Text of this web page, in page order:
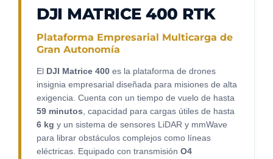
DJI MATRICE 400 RTK
Plataforma Empresarial Multicarga de
Gran Autonomía
El DJI Matrice 400 es la plataforma de drones
insignia empresarial diseñada para misiones de alta
exigencia. Cuenta con un tiempo de vuelo de hasta
59 minutos , capacidad para cargas útiles de hasta
6 kg y un sistema de sensores LiDAR y mmWave
para librar obstáculos complejos como líneas
eléctricas. Equipado con transmisión O4